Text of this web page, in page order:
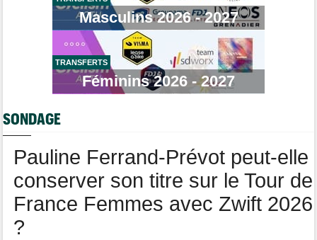
Tour de France Femmes
Niedermaier : "J’ai dit à Kasia que ce n’est pas fini"
Tour de France Femmes
Lorena Wiebes : "Je dois encore finir..."
Tour de France
Dorian Godon a fini le Tour avec quatre côtes fracturées
Média
Masculins 2026 - 2027
TRANSFERTS
Féminins 2026 - 2027
SONDAGE
Pauline Ferrand-Prévot peut-elle
conserver son titre sur le Tour de
France Femmes avec Zwift 2026
?